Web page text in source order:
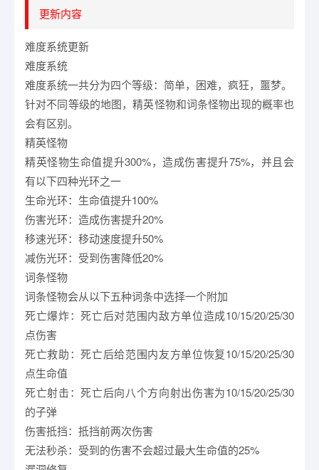
更新内容
难度系统更新
难度系统
难度系统一共分为四个等级：简单，困难，疯狂，噩梦。
针对不同等级的地图，精英怪物和词条怪物出现的概率也
会有区别。
精英怪物
精英怪物生命值提升300%，造成伤害提升75%，并且会
有以下四种光环之一
生命光环：生命值提升100%
伤害光环：造成伤害提升20%
移速光环：移动速度提升50%
减伤光环：受到伤害降低20%
词条怪物
词条怪物会从以下五种词条中选择一个附加
死亡爆炸：死亡后对范围内敌方单位造成10/15/20/25/30
点伤害
死亡救助：死亡后给范围内友方单位恢复10/15/20/25/30
点生命值
死亡射击：死亡后向八个方向射出伤害为10/15/20/25/30
的子弹
伤害抵挡：抵挡前两次伤害
无法秒杀：受到的伤害不会超过最大生命值的25%